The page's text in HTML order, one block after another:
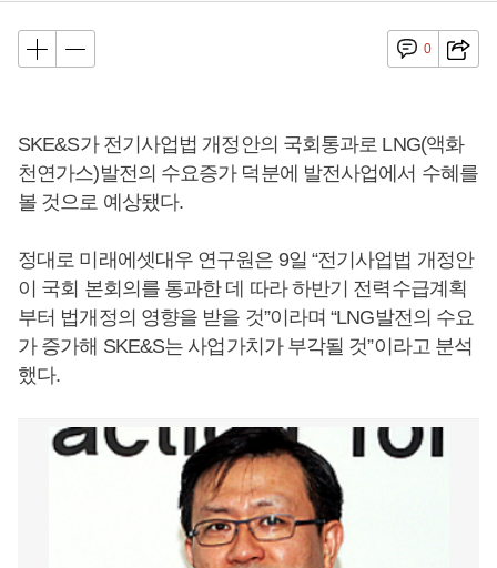
0
SKE&S가 전기사업법 개정안의 국회통과로 LNG(액화
천연가스)발전의 수요증가 덕분에 발전사업에서 수혜를
볼 것으로 예상됐다.
정대로 미래에셋대우 연구원은 9일 “전기사업법 개정안
이 국회 본회의를 통과한 데 따라 하반기 전력수급계획
부터 법개정의 영향을 받을 것”이라며 “LNG발전의 수요
가 증가해 SKE&S는 사업가치가 부각될 것”이라고 분석
했다.